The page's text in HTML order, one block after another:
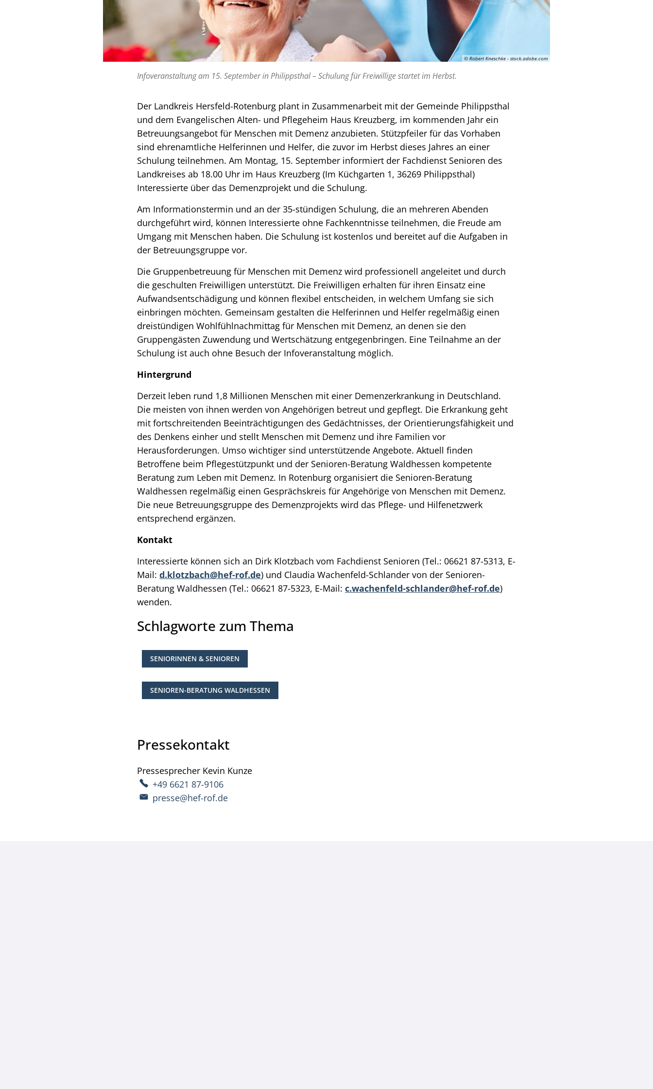
© Robert Kneschke - stock.adobe.com
Infoveranstaltung am 15. September in Philippsthal – Schulung für Freiwillige startet im Herbst.
Der Landkreis Hersfeld-Rotenburg plant in Zusammenarbeit mit der Gemeinde Philippsthal
und dem Evangelischen Alten- und Pflegeheim Haus Kreuzberg, im kommenden Jahr ein
Betreuungsangebot für Menschen mit Demenz anzubieten. Stützpfeiler für das Vorhaben
sind ehrenamtliche Helferinnen und Helfer, die zuvor im Herbst dieses Jahres an einer
Schulung teilnehmen. Am Montag, 15. September informiert der Fachdienst Senioren des
Landkreises ab 18.00 Uhr im Haus Kreuzberg (Im Küchgarten 1, 36269 Philippsthal)
Interessierte über das Demenzprojekt und die Schulung.
Am Informationstermin und an der 35-stündigen Schulung, die an mehreren Abenden
durchgeführt wird, können Interessierte ohne Fachkenntnisse teilnehmen, die Freude am
Umgang mit Menschen haben. Die Schulung ist kostenlos und bereitet auf die Aufgaben in
der Betreuungsgruppe vor.
Die Gruppenbetreuung für Menschen mit Demenz wird professionell angeleitet und durch
die geschulten Freiwilligen unterstützt. Die Freiwilligen erhalten für ihren Einsatz eine
Aufwandsentschädigung und können flexibel entscheiden, in welchem Umfang sie sich
einbringen möchten. Gemeinsam gestalten die Helferinnen und Helfer regelmäßig einen
dreistündigen Wohlfühlnachmittag für Menschen mit Demenz, an denen sie den
Gruppengästen Zuwendung und Wertschätzung entgegenbringen. Eine Teilnahme an der
Schulung ist auch ohne Besuch der Infoveranstaltung möglich.
Hintergrund
Derzeit leben rund 1,8 Millionen Menschen mit einer Demenzerkrankung in Deutschland.
Die meisten von ihnen werden von Angehörigen betreut und gepflegt. Die Erkrankung geht
mit fortschreitenden Beeinträchtigungen des Gedächtnisses, der Orientierungsfähigkeit und
des Denkens einher und stellt Menschen mit Demenz und ihre Familien vor
Herausforderungen. Umso wichtiger sind unterstützende Angebote. Aktuell finden
Betroffene beim Pflegestützpunkt und der Senioren-Beratung Waldhessen kompetente
Beratung zum Leben mit Demenz. In Rotenburg organisiert die Senioren-Beratung
Waldhessen regelmäßig einen Gesprächskreis für Angehörige von Menschen mit Demenz.
Die neue Betreuungsgruppe des Demenzprojekts wird das Pflege- und Hilfenetzwerk
entsprechend ergänzen.
Kontakt
Interessierte können sich an Dirk Klotzbach vom Fachdienst Senioren (Tel.: 06621 87-5313, E-
Mail: d.klotzbach@hef-rof.de) und Claudia Wachenfeld-Schlander von der Senioren-
Beratung Waldhessen (Tel.: 06621 87-5323, E-Mail: c.wachenfeld-schlander@hef-rof.de)
wenden.
Schlagworte zum Thema
SENIORINNEN & SENIOREN
SENIOREN-BERATUNG WALDHESSEN
Pressekontakt
Pressesprecher Kevin Kunze
+49 6621 87-9106
presse@hef-rof.de